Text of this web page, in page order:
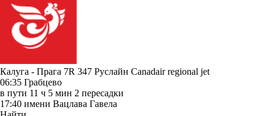
Калуга - Прага 7R 347 Руслайн Canadair regional jet
06:35 Грабцево
в пути 11 ч 5 мин 2 пересадки
17:40 имени Вацлава Гавела